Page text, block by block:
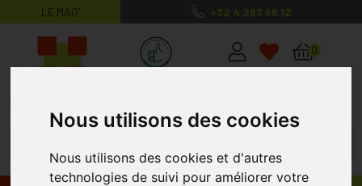
Nous utilisons des cookies
Nous utilisons des cookies et d'autres
technologies de suivi pour améliorer votre
LE MAG’ +32 4 263 56 12
MaPharmacie.be ma santé, mes
0